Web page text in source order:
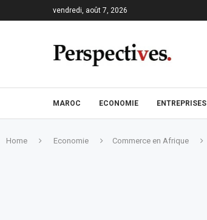
vendredi, août 7, 2026
MAROC ECONOMIE ENTREPRISES
Home Economie Commerce en Afrique